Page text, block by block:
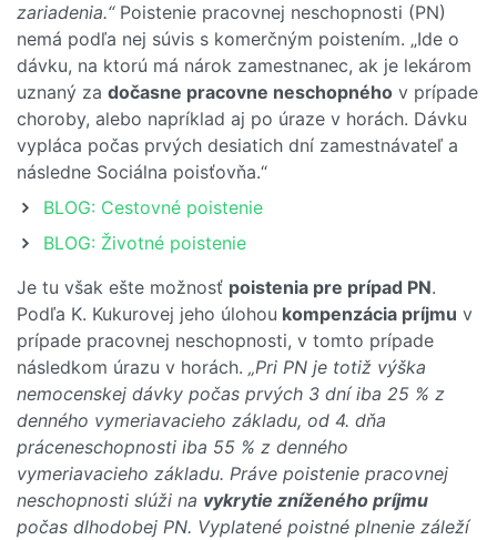
zariadenia.“ Poistenie pracovnej neschopnosti (PN)
nemá podľa nej súvis s komerčným poistením. „Ide o
dávku, na ktorú má nárok zamestnanec, ak je lekárom
uznaný za dočasne pracovne neschopného v prípade
choroby, alebo napríklad aj po úraze v horách. Dávku
vypláca počas prvých desiatich dní zamestnávateľ a
následne Sociálna poisťovňa.“
BLOG: Cestovné poistenie
BLOG: Životné poistenie
Je tu však ešte možnosť poistenia pre prípad PN.
Podľa K. Kukurovej jeho úlohou kompenzácia príjmu v
prípade pracovnej neschopnosti, v tomto prípade
následkom úrazu v horách. „Pri PN je totiž výška
nemocenskej dávky počas prvých 3 dní iba 25 % z
denného vymeriavacieho základu, od 4. dňa
práceneschopnosti iba 55 % z denného
vymeriavacieho základu. Práve poistenie pracovnej
neschopnosti slúži na vykrytie zníženého príjmu
počas dlhodobej PN. Vyplatené poistné plnenie záleží